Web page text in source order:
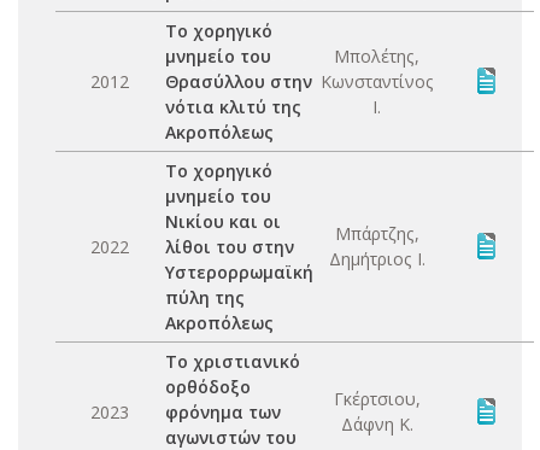
2012
Το χορηγικό
μνημείο του
Θρασύλλου στην
νότια κλιτύ της
Ακροπόλεως
Μπολέτης,
Κωνσταντίνος
Ι.
2022
Το χορηγικό
μνημείο του
Νικίου και οι
λίθοι του στην
Υστερορρωμαϊκή
πύλη της
Ακροπόλεως
Μπάρτζης,
Δημήτριος Ι.
2023
Το χριστιανικό
ορθόδοξο
φρόνημα των
αγωνιστών του
Γκέρτσιου,
Δάφνη Κ.